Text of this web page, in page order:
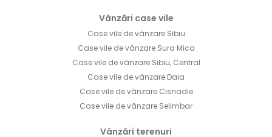
Vânzări case vile
Case vile de vânzare Sibiu
Case vile de vânzare Sura Mica
Case vile de vânzare Sibiu, Central
Case vile de vânzare Daia
Case vile de vânzare Cisnadie
Case vile de vânzare Selimbar
Vânzări terenuri